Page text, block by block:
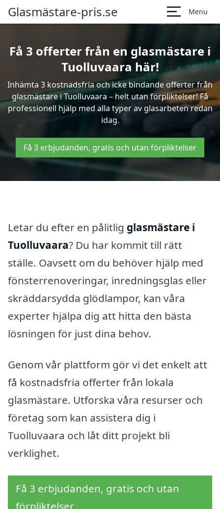
Glasmästare-pris.se Menu
Få 3 offerter från en glasmästare i
Tuolluvaara här!
Inhämta 3 kostnadsfria och icke bindande offerter från
glasmästare i Tuolluvaara – helt utan förpliktelser! Få
professionell hjälp med alla typer av glasarbeten redan
idag.
Få 3 erbjudanden, gratis och utan förpliktelser
Letar du efter en pålitlig glasmästare i
Tuolluvaara? Du har kommit till rätt
ställe. Oavsett om du behöver hjälp med
fönsterrenoveringar, inredningsglas eller
skräddarsydda glödlampor, kan våra
experter hjälpa dig att hitta den bästa
lösningen för just dina behov.
Genom vår plattform gör vi det enkelt att
få kostnadsfria offerter från lokala
glasmästare. Utforska våra resurser och
företag som kan assistera dig i
Tuolluvaara och låt ditt projekt bli
verklighet.
Få 3 erbjudanden, gratis och utan
förpliktelser